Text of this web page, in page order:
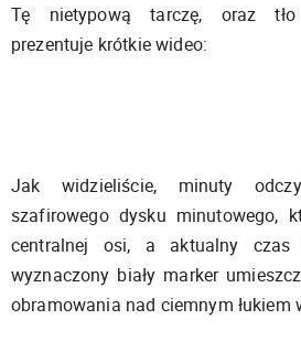
Tę nietypową tarczę, oraz tło
prezentuje krótkie wideo:
Jak widzieliście, minuty
szafirowego dysku minutowego,
centralnej osi, a aktualny czas
wyznaczony biały marker
obramowania nad ciemnym łukiem